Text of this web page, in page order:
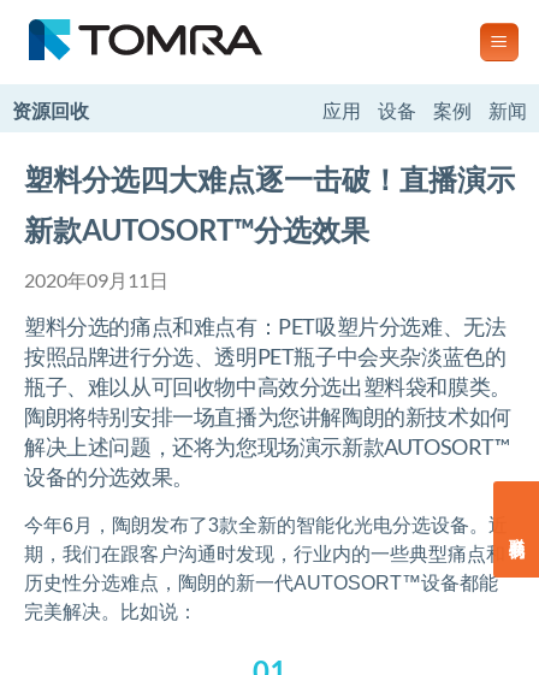
容资源回收 应用 设备 案例 新闻
塑料分选四大难点逐一击破！直播演示
新款AUTOSORT™分选效果
2020年09月11日
塑料分选的痛点和难点有：PET吸塑片分选难、无法
按照品牌进行分选、透明PET瓶子中会夹杂淡蓝色的
瓶子、难以从可回收物中高效分选出塑料袋和膜类。
陶朗将特别安排一场直播为您讲解陶朗的新技术如何
解决上述问题，还将为您现场演示新款AUTOSORT™
设备的分选效果。
今年6月，陶朗发布了3款全新的智能化光电分选设备。近
期，我们在跟客户沟通时发现，行业内的一些典型痛点和
历史性分选难点，陶朗的新一代AUTOSORT™设备都能
完美解决。比如说：